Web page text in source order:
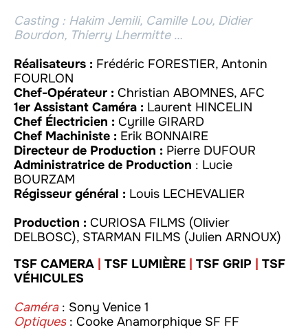
Casting : Hakim Jemili, Camille Lou, Didier
Bourdon, Thierry Lhermitte …
Réalisateurs : Frédéric FORESTIER, Antonin
FOURLON
Chef-Opérateur : Christian ABOMNES, AFC
1er Assistant Caméra : Laurent HINCELIN
Chef Électricien : Cyrille GIRARD
Chef Machiniste : Erik BONNAIRE
Directeur de Production : Pierre DUFOUR
Administratrice de Production : Lucie
BOURZAM
Régisseur général : Louis LECHEVALIER
Production : CURIOSA FILMS (Olivier
DELBOSC), STARMAN FILMS (Julien ARNOUX)
TSF CAMERA
TSF LUMIÈRE TSF GRIP
TSF
VÉHICULES
Caméra : Sony Venice 1
Optiques : Cooke Anamorphique SF FF